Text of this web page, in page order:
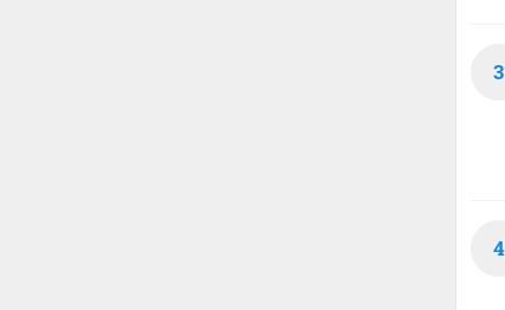
3
4